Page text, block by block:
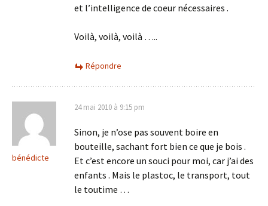
et l’intelligence de coeur nécessaires .
Voilà, voilà, voilà …..
Répondre
bénédicte
24 mai 2010 à 9:15 pm
Sinon, je n’ose pas souvent boire en
bouteille, sachant fort bien ce que je bois .
Et c’est encore un souci pour moi, car j’ai des
enfants . Mais le plastoc, le transport, tout
le toutime …